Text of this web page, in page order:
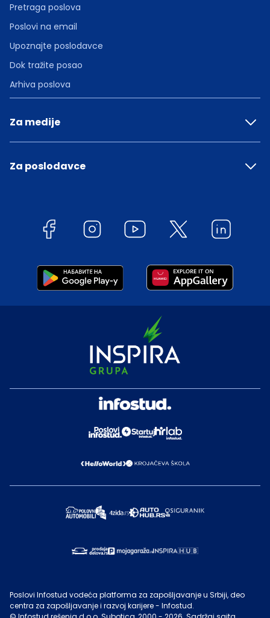
Pretraga poslova
Poslovi na email
Upoznajte poslodavce
Dok tražite posao
Arhiva poslova
Za medije
Za poslodavce
Poslovi Infostud vodeća platforma za zapošljavanje u Srbiji, deo
centra za zapošljavanje i razvoj karijere - Infostud.